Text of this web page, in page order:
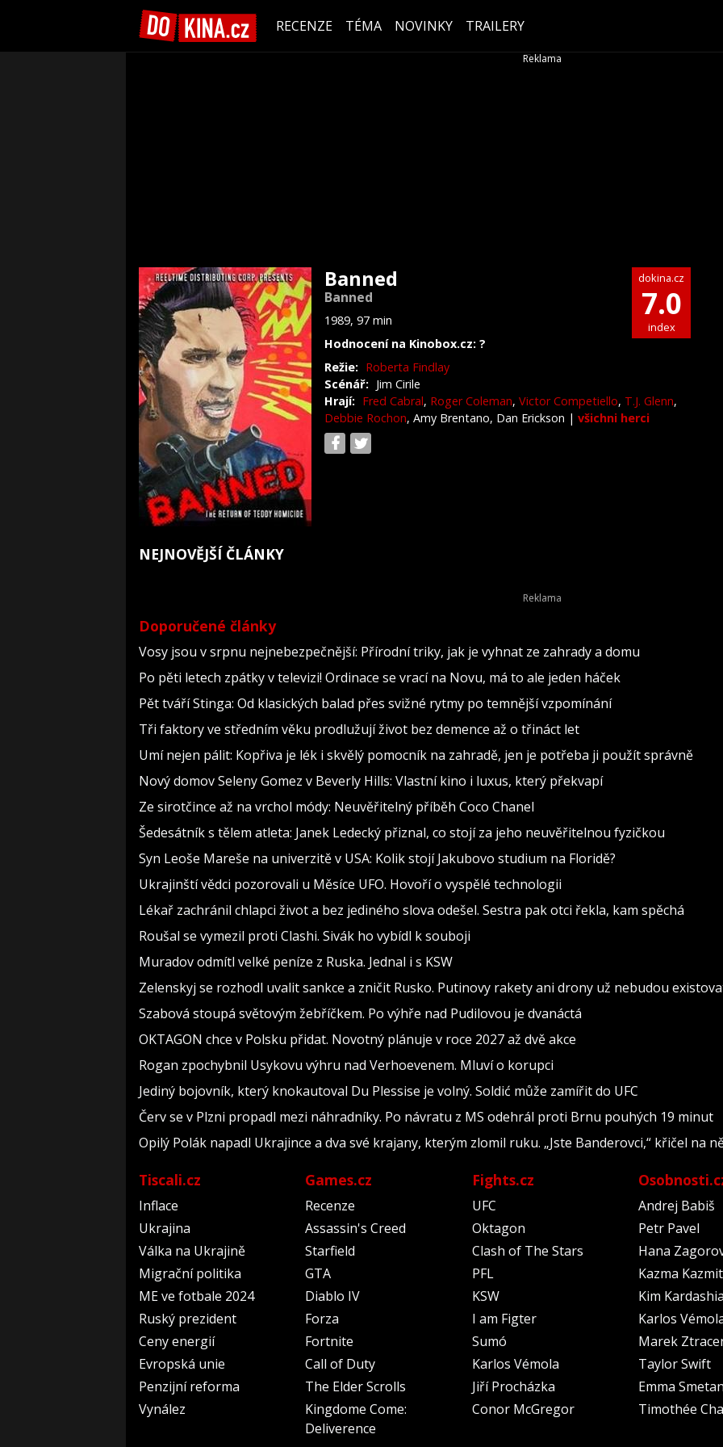
RECENZE TÉMA NOVINKY TRAILERY
Banned
Banned
1989, 97 min
Hodnocení na Kinobox.cz: ?
dokina.cz
7.0
index
Režie: Roberta Findlay
Scénář: Jim Cirile
Hrají: Fred Cabral, Roger Coleman, Victor Competiello, T.J. Glenn,
Debbie Rochon, Amy Brentano, Dan Erickson | všichni herci
NEJNOVĚJŠÍ ČLÁNKY
Doporučené články
Vosy jsou v srpnu nejnebezpečnější: Přírodní triky, jak je vyhnat ze zahrady a domu
Po pěti letech zpátky v televizi! Ordinace se vrací na Novu, má to ale jeden háček
Pět tváří Stinga: Od klasických balad přes svižné rytmy po temnější vzpomínání
Tři faktory ve středním věku prodlužují život bez demence až o třináct let
Umí nejen pálit: Kopřiva je lék i skvělý pomocník na zahradě, jen je potřeba ji použít správně
Nový domov Seleny Gomez v Beverly Hills: Vlastní kino i luxus, který překvapí
Ze sirotčince až na vrchol módy: Neuvěřitelný příběh Coco Chanel
Šedesátník s tělem atleta: Janek Ledecký přiznal, co stojí za jeho neuvěřitelnou fyzičkou
Syn Leoše Mareše na univerzitě v USA: Kolik stojí Jakubovo studium na Floridě?
Ukrajinští vědci pozorovali u Měsíce UFO. Hovoří o vyspělé technologii
Lékař zachránil chlapci život a bez jediného slova odešel. Sestra pak otci řekla, kam spěchá
Roušal se vymezil proti Clashi. Sivák ho vybídl k souboji
Muradov odmítl velké peníze z Ruska. Jednal i s KSW
Zelenskyj se rozhodl uvalit sankce a zničit Rusko. Putinovy rakety ani drony už nebudou
Szabová stoupá světovým žebříčkem. Po výhře nad Pudilovou je dvanáctá
OKTAGON chce v Polsku přidat. Novotný plánuje v roce 2027 až dvě akce
Rogan zpochybnil Usykovu výhru nad Verhoevenem. Mluví o korupci
Jediný bojovník, který knokautoval Du Plessise je volný. Soldić může zamířit do UFC
Červ se v Plzni propadl mezi náhradníky. Po návratu z MS odehrál proti Brnu pouhých 19 minut
Opilý Polák napadl Ukrajince a dva své krajany, kterým zlomil ruku. „Jste Banderovci,“ křičel na
Tiscali.cz
Inflace
Ukrajina
Válka na Ukrajině
Migrační politika
ME ve fotbale 2024
Ruský prezident
Ceny energií
Evropská unie
Penzijní reforma
Vynález
Games.cz
Recenze
Assassin's Creed
Starfield
GTA
Diablo IV
Forza
Fortnite
Call of Duty
The Elder Scrolls
Kingdome Come:
Deliverence
Fights.cz
UFC
Oktagon
Clash of The Stars
PFL
KSW
I am Figter
Sumó
Karlos Vémola
Jiří Procházka
Conor McGregor
Andrej Babiš
Petr Pavel
Hana
Kazma
Kim
Karlos
Marek
Taylor Swift
Emma
Timothée